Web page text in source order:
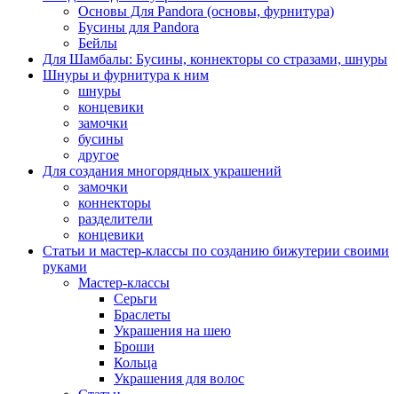
Основы Для Pandora (основы, фурнитура)
Бусины для Pandora
Бейлы
Для Шамбалы: Бусины, коннекторы со стразами, шнуры
Шнуры и фурнитура к ним
шнуры
концевики
замочки
бусины
другое
Для создания многорядных украшений
замочки
коннекторы
разделители
концевики
Статьи и мастер-классы по созданию бижутерии своими
руками
Мастер-классы
Серьги
Браслеты
Украшения на шею
Броши
Кольца
Украшения для волос